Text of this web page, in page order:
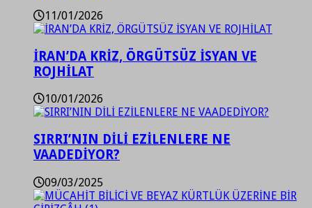
11/01/2026
İRAN’DA KRİZ, ÖRGÜTSÜZ İSYAN VE
ROJHİLAT
10/01/2026
SIRRI’NIN DİLİ EZİLENLERE NE
VAADEDİYOR?
09/03/2025